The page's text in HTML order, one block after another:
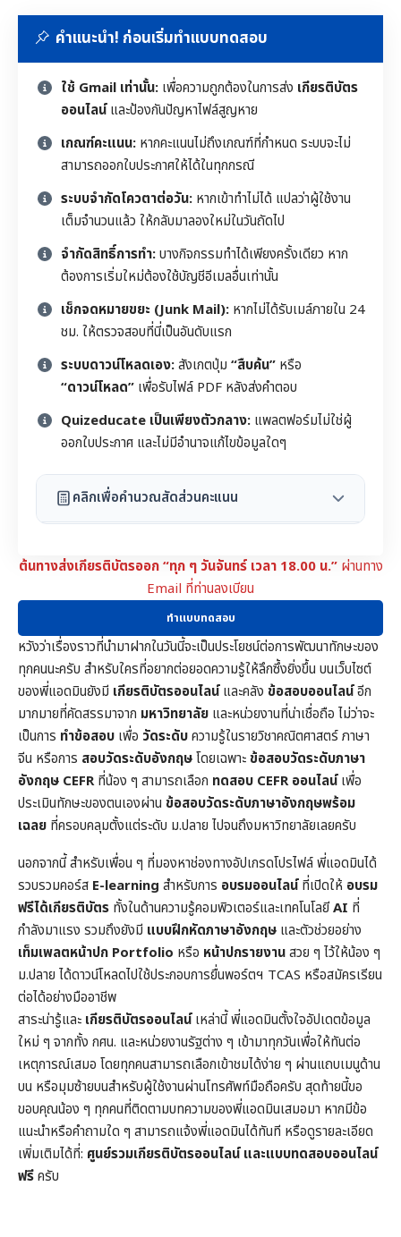
คำแนะนำ! ก่อนเริ่มทำแบบทดสอบ
ใช้ Gmail เท่านั้น: เพื่อความถูกต้องในการส่ง เกียรติบัตร
ออนไลน์และป้องกันปัญหาไฟล์สูญหาย
เกณฑ์คะแนน: หากคะแนนไม่ถึงเกณฑ์ที่กำหนด ระบบจะไม่
สามารถออกใบประกาศให้ได้ในทุกกรณี
ระบบจำกัดโควตาต่อวัน: หากเข้าทำไม่ได้ แปลว่าผู้ใช้งาน
เต็มจำนวนแล้ว ให้กลับมาลองใหม่ในวันถัดไป
จำกัดสิทธิ์การทำ:บางกิจกรรมทำได้เพียงครั้งเดียว หาก
ต้องการเริ่มใหม่ต้องใช้บัญชีอีเมลอื่นเท่านั้น
เช็กจดหมายขยะ (Junk Mail): หากไม่ได้รับเมล์ภายใน 24
ชม. ให้ตรวจสอบที่นี่เป็นอันดับแรก
ระบบดาวน์โหลดเอง:สังเกตปุ่ม “สืบค้น” หรือ
“ดาวน์โหลด” เพื่อรับไฟล์ PDF หลังส่งคำตอบ
Quizeducate เป็นเพียงตัวกลาง: แพลตฟอร์มไม่ใช่ผู้
ออกใบประกาศ และไม่มีอำนาจแก้ไขข้อมูลใดๆ
คลิกเพื่อคำนวณสัดส่วนคะแนน
ต้นทางส่งเกียรติบัตรออก “ทุก ๆ วันจันทร์ เวลา 18.00 น.” ผ่านทาง
Email ที่ท่านลงเบียน
ทำแบบทดสอบ
หวังว่าเรื่องราวที่นำมาฝากในวันนี้จะเป็นประโยชน์ต่อการพัฒนาทักษะของ
ทุกคนนะครับ สำหรับใครที่อยากต่อยอดความรู้ให้ลึกซึ้งยิ่งขึ้น บนเว็บไซต์
ของพี่แอดมินยังมี เกียรติบัตรออนไลน์และคลัง ข้อสอบออนไลน์อีก
มากมายที่คัดสรรมาจาก มหาวิทยาลัย และหน่วยงานที่น่าเชื่อถือ ไม่ว่าจะ
เป็นการ ทำข้อสอบ เพื่อ วัดระดับความรู้ในรายวิชาคณิตศาสตร์ภาษา
จีน หรือการ สอบวัดระดับอังกฤษโดยเฉพาะข้อสอบวัดระดับภาษา
อังกฤษ CEFRที่น้อง ๆ สามารถเลือก ทดสอบ CEFR ออนไลน์เพื่อ
ประเมินทักษะของตนเองผ่าน ข้อสอบวัดระดับภาษาอังกฤษพร้อม
เฉลย ที่ครอบคลุมตั้งแต่ระดับ ม.ปลาย ไปจนถึงมหาวิทยาลัยเลยครับ
นอกจากนี้ สำหรับเพื่อน ๆ ที่มองหาช่องทางอัปเกรดโปรไฟล์ พี่แอดมินได้
รวบรวมคอร์ส E-learning สำหรับการ อบรมออนไลน์ที่เปิดให้ อบรม
ฟรีได้เกียรติบัตร ทั้งในด้านความรู้คอมพิวเตอร์และเทคโนโลยีAI ที่
กำลังมาแรง รวมถึงยังมี แบบฝึกหัดภาษาอังกฤษ และตัวช่วยอย่าง
เท็มเพลตหน้าปก Portfolio หรือ หน้าปกรายงานสวย ๆ ไว้ให้น้อง ๆ
ม.ปลาย ได้ดาวน์โหลดไปใช้ประกอบการยื่นพอร์ตฯ TCAS หรือสมัครเรียน
ต่อได้อย่างมืออาชีพ
สาระน่ารู้และ เกียรติบัตรออนไลน์เหล่านี้ พี่แอดมินตั้งใจอัปเดตข้อมูล
ใหม่ ๆ จากทั้ง กศน. และหน่วยงานรัฐต่าง ๆ เข้ามาทุกวันเพื่อให้ทันต่อ
เหตุการณ์เสมอ โดยทุกคนสามารถเลือกเข้าชมได้ง่าย ๆ ผ่านแถบเมนูด้าน
บน หรือมุมซ้ายบนสำหรับผู้ใช้งานผ่านโทรศัพท์มือถือครับ สุดท้ายนี้ขอ
ขอบคุณน้อง ๆ ทุกคนที่ติดตามบทความของพี่แอดมินเสมอมา หากมีข้อ
แนะนำหรือคำถามใด ๆ สามารถแจ้งพี่แอดมินได้ทันที หรือดูรายละเอียด
เพิ่มเติมได้ที่: ศูนย์รวมเกียรติบัตรออนไลน์ และแบบทดสอบออนไลน์
ฟรีครับ